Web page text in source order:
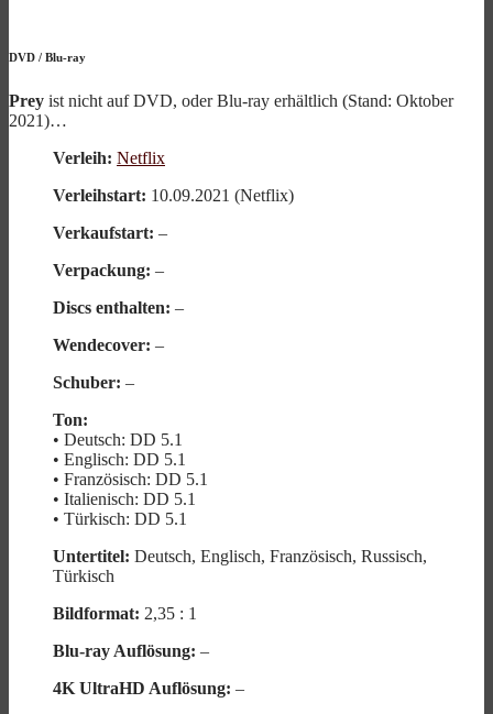
DVD / Blu-ray
Prey ist nicht auf DVD, oder Blu-ray erhältlich (Stand: Oktober
2021)…
Verleih: Netflix
Verleihstart: 10.09.2021 (Netflix)
Verkaufstart: –
Verpackung: –
Discs enthalten: –
Wendecover: –
Schuber: –
Ton:
• Deutsch: DD 5.1
• Englisch: DD 5.1
• Französisch: DD 5.1
• Italienisch: DD 5.1
• Türkisch: DD 5.1
Untertitel: Deutsch, Englisch, Französisch, Russisch,
Türkisch
Bildformat: 2,35 : 1
Blu-ray Auflösung: –
4K UltraHD Auflösung: –